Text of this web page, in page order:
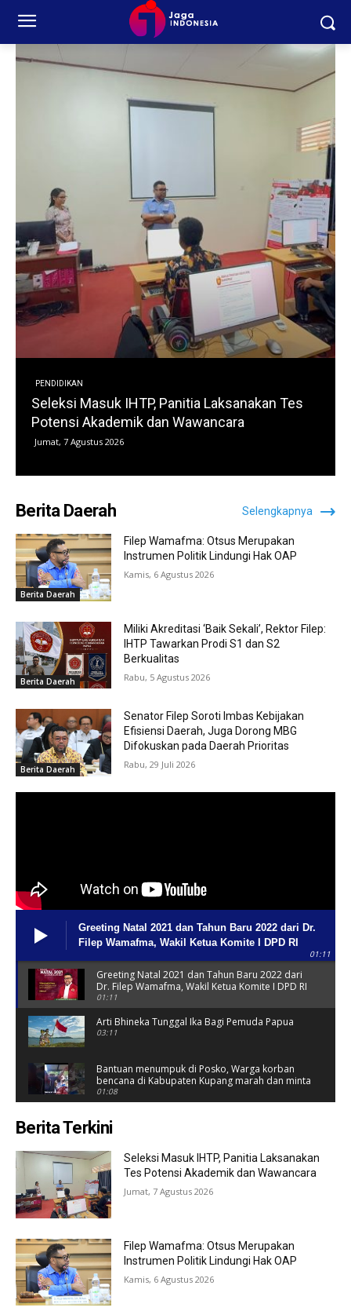
PENDIDIKAN
Seleksi Masuk IHTP, Panitia Laksanakan Tes
Potensi Akademik dan Wawancara
Jumat, 7 Agustus 2026
Berita Daerah Selengkapnya
Berita Daerah
Filep Wamafma: Otsus Merupakan
Instrumen Politik Lindungi Hak OAP
Kamis, 6 Agustus 2026
Berita Daerah
Miliki Akreditasi ‘Baik Sekali’, Rektor Filep:
IHTP Tawarkan Prodi S1 dan S2
Berkualitas
Rabu, 5 Agustus 2026
Berita Daerah
Senator Filep Soroti Imbas Kebijakan
Efisiensi Daerah, Juga Dorong MBG
Difokuskan pada Daerah Prioritas
Rabu, 29 Juli 2026
Greeting Natal 2021 dan Tahun Baru 2022 dari Dr.
Filep Wamafma, Wakil Ketua Komite I DPD RI
01:11
Greeting Natal 2021 dan Tahun Baru 2022 dari
Dr. Filep Wamafma, Wakil Ketua Komite I DPD RI
01:11
Arti Bhineka Tunggal Ika Bagi Pemuda Papua
03:11
Bantuan menumpuk di Posko, Warga korban
bencana di Kabupaten Kupang marah dan minta
dibagikan.
01:08
Bencana di NTT
Berita Terkini
Seleksi Masuk IHTP, Panitia Laksanakan
Tes Potensi Akademik dan Wawancara
Jumat, 7 Agustus 2026
Filep Wamafma: Otsus Merupakan
Instrumen Politik Lindungi Hak OAP
Kamis, 6 Agustus 2026